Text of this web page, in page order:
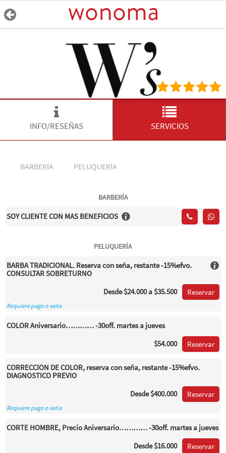
INFO/RESEÑAS SERVICIOS
BARBERÍA PELUQUERÍA
BARBERÍA
SOY CLIENTE CON MAS BENEFICIOS
PELUQUERÍA
BARBA TRADICIONAL. Reserva con seña, restante -15%efvo.
CONSULTAR SOBRETURNO
Desde$24.000a $35.500 Reservar
Requiere pago o seña
COLOR Aniversario………… -30off. martes a jueves
$54.000
Reservar
CORRECCION DE COLOR, reserva con seña, restante -15%efvo.
DIAGNOSTICO PREVIO
Desde$400.000 Reservar
Requiere pago o seña
CORTE HOMBRE, Precio Aniversario………… -30off. martes a jueves
Desde$16.000 Reservar